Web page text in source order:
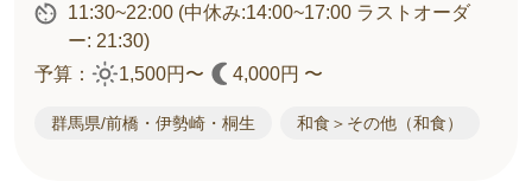
11:30~22:00 (中休み:14:00~17:00 ラストオーダ
ー: 21:30)
予算：
1,500円〜 4,000円 〜
群馬県/前橋・伊勢崎・桐生 和食＞その他（和食）